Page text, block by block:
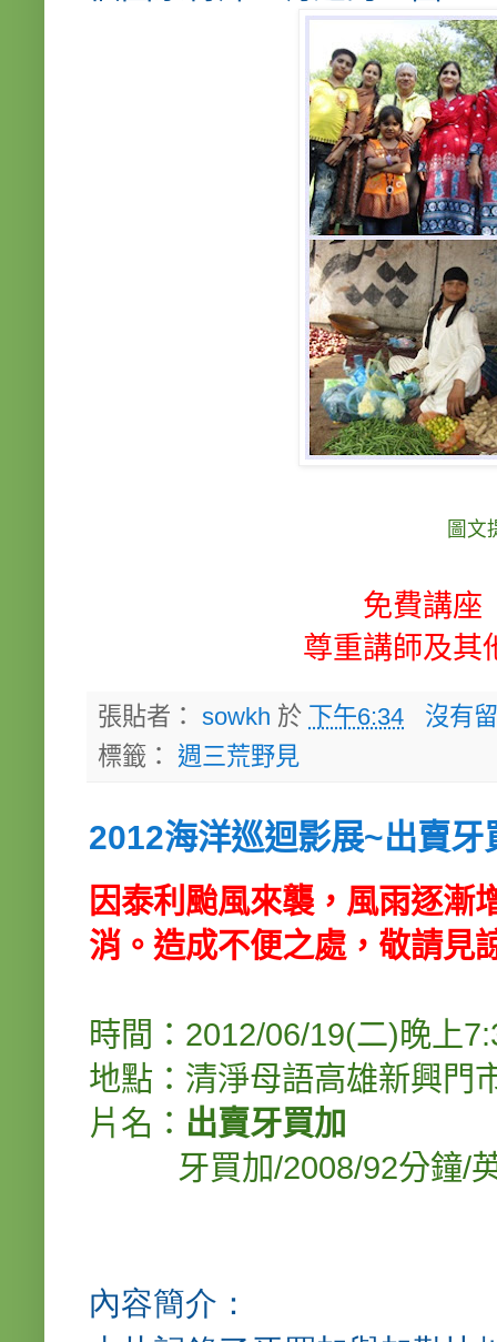
圖文
免費講
尊重講師及
張貼者： sowkh 於 下午6:34
沒有
標籤： 週三荒野見
2012海洋巡迴影展~出賣牙
因泰利颱風來襲，風雨逐漸
消。造成不便之處，敬請見
時間：2012/06/19(二)晚上
地點： 清淨母語高雄新興門
片名： 出賣牙買加
牙買加/2008/92分鐘/英
內容簡介：